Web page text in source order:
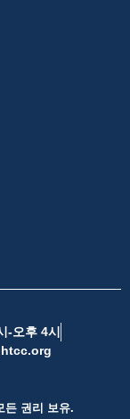
-오후 4시
권리 보유.